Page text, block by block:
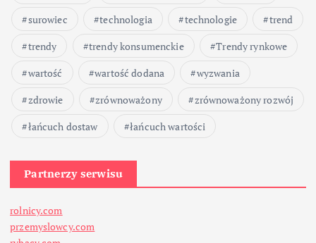
surowiec
technologia technologie
trend
trendy
trendy konsumenckie
Trendy rynkowe
wartość
wartość dodana
wyzwania
zdrowie
zrównoważony
zrównoważony rozwój
łańcuch dostaw
łańcuch wartości
Partnerzy serwisu
rolnicy.com
przemyslowcy.com